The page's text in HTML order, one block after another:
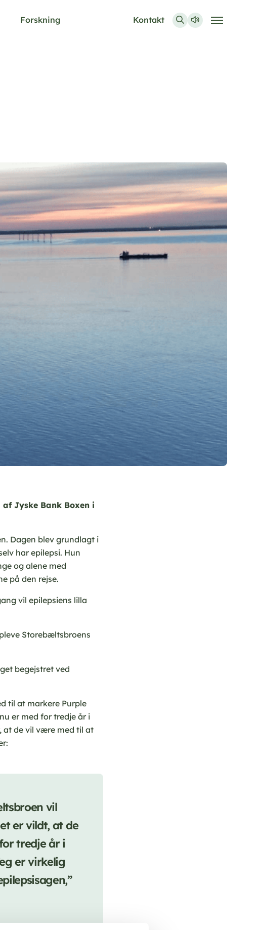
Forskning Kontakt
Jyske Bank Boxen i
Dagen blev grundlagt i
har epilepsi. Hun
og alene med
på den rejse.
vil epilepsiens lilla
Storebæltsbroens
begejstret ved
til at markere Purple
er med for tredje år i
at de vil være med til at
vil
er vildt, at de
tredje år i
er virkelig